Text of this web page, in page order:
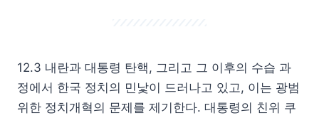
12.3 내란과 대통령 탄핵, 그리고 그 이후의 수습 과
정에서 한국 정치의 민낯이 드러나고 있고, 이는 광범
위한 정치개혁의 문제를 제기한다. 대통령의 친위 쿠